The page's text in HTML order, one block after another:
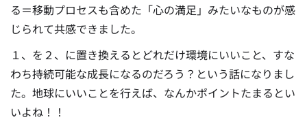
る＝移動プロセスも含めた「心の満足」みたいなものが感
じられて共感できました。
１、を２、に置き換えるとどれだけ環境にいいこと、すな
わち持続可能な成長になるのだろう？という話になりまし
た。地球にいいことを行えば、なんかポイントたまるとい
いよね！！